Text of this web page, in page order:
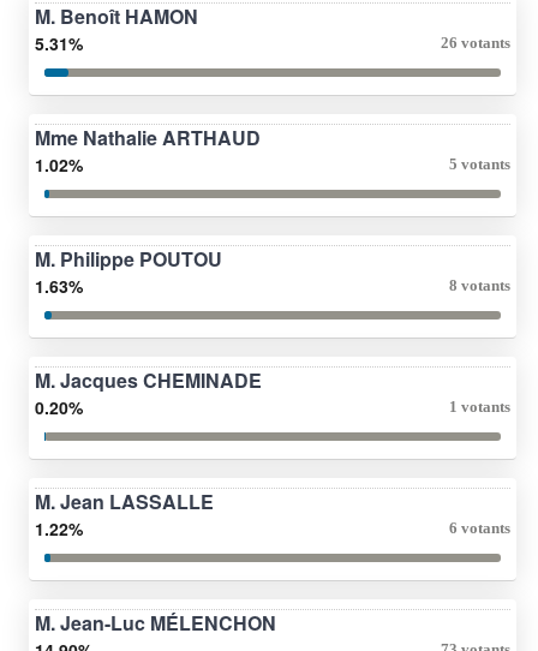
M. Benoît HAMON
5.31% 26 votants
Mme Nathalie ARTHAUD
1.02% 5 votants
M. Philippe POUTOU
1.63% 8 votants
M. Jacques CHEMINADE
0.20% 1 votants
M. Jean LASSALLE
1.22% 6 votants
M. Jean-Luc MÉLENCHON